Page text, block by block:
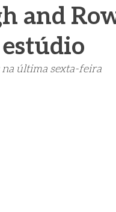
and
estúdio
última sexta-feira